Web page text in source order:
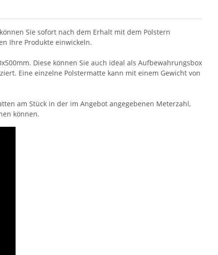
Sie sofort nach dem Erhalt mit dem Polstern
Ihre Produkte einwickeln.
Diese können Sie auch ideal als Aufbewahrungsbox
Eine einzelne Polstermatte kann mit einem Gewicht von
am Stück in der im Angebot angegebenen Meterzahl,
können.